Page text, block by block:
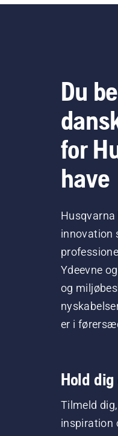
Du
for
have
innovation
Ydeevne
og
er i
Hold
Tilmeld
inspiration